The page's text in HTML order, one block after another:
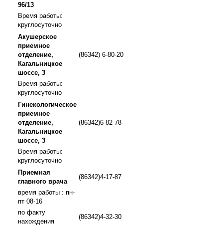
96/13
Время работы:
круглосуточно
Акушерское
приемное
отделение,
Кагальницкое
шоссе, 3
(86342) 6-80-20
Время работы:
круглосуточно
Гинекологическое
приемное
отделение,
Кагальницкое
шоссе, 3
(86342)6-82-78
Время работы:
круглосуточно
Приемная
главного врача
(86342)4-17-87
время работы : пн-
пт 08-16
по факту
нахождения
(86342)4-32-30